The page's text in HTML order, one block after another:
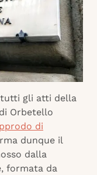
tutti gli atti della
Orbetello
di
dunque il
dalla
formata da